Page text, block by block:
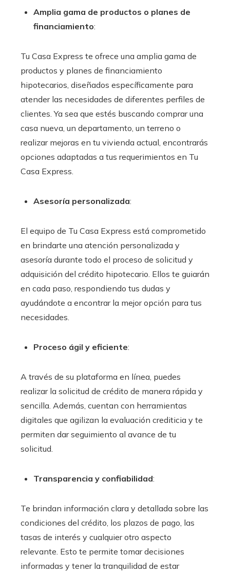
Amplia gama de productos o planes de
financiamiento:
Tu Casa Express te ofrece una amplia gama de
productos y planes de financiamiento
hipotecarios, diseñados específicamente para
atender las necesidades de diferentes perfiles de
clientes. Ya sea que estés buscando comprar una
casa nueva, un departamento, un terreno o
realizar mejoras en tu vivienda actual, encontrarás
opciones adaptadas a tus requerimientos en Tu
Casa Express.
Asesoría personalizada:
El equipo de Tu Casa Express está comprometido
en brindarte una atención personalizada y
asesoría durante todo el proceso de solicitud y
adquisición del crédito hipotecario. Ellos te guiarán
en cada paso, respondiendo tus dudas y
ayudándote a encontrar la mejor opción para tus
necesidades.
Proceso ágil y eficiente:
A través de su plataforma en línea, puedes
realizar la solicitud de crédito de manera rápida y
sencilla. Además, cuentan con herramientas
digitales que agilizan la evaluación crediticia y te
permiten dar seguimiento al avance de tu
solicitud.
Transparencia y confiabilidad:
Te brindan información clara y detallada sobre las
condiciones del crédito, los plazos de pago, las
tasas de interés y cualquier otro aspecto
relevante. Esto te permite tomar decisiones
informadas y tener la tranquilidad de estar